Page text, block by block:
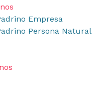
Empresa
Persona Natural